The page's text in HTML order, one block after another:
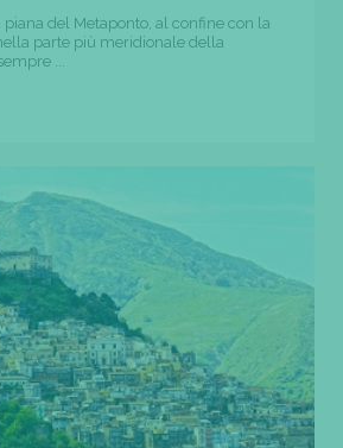
del Metaponto, al confine con la
parte più meridionale della
...